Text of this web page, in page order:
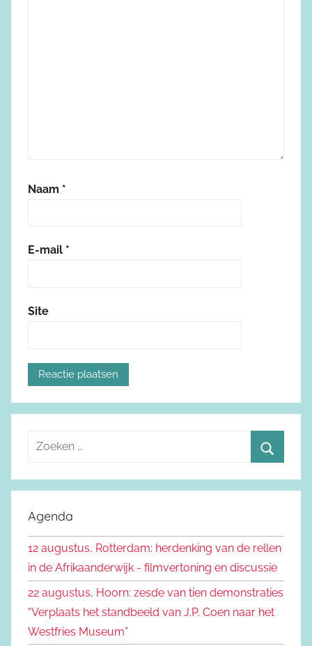
Naam *
E-mail *
Site
e
e
n
a
:
o
e
n
Agenda
12 augustus, Rotterdam: herdenking van de rellen
in de Afrikaanderwijk - filmvertoning en discussie
22 augustus, Hoorn: zesde van tien demonstraties
“Verplaats het standbeeld van J.P. Coen naar het
Westfries Museum”